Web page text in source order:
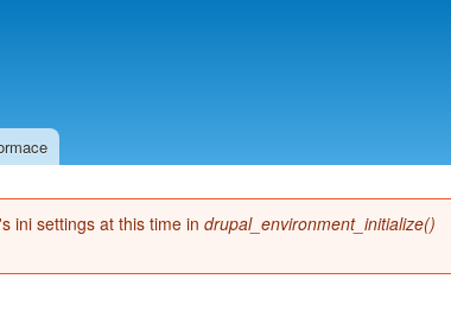
ini settings at this time in drupal_environment_initialize()